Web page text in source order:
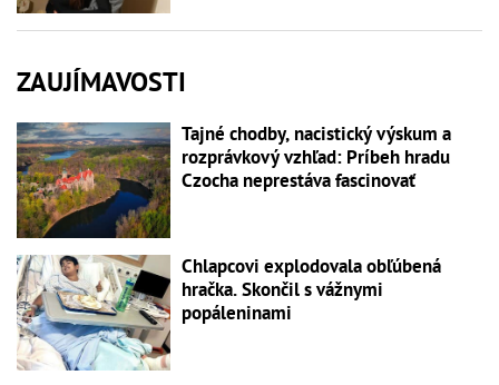
ZAUJÍMAVOSTI
Tajné chodby, nacistický výskum a
rozprávkový vzhľad: Príbeh hradu
Czocha neprestáva fascinovať
Chlapcovi explodovala obľúbená
hračka. Skončil s vážnymi
popáleninami